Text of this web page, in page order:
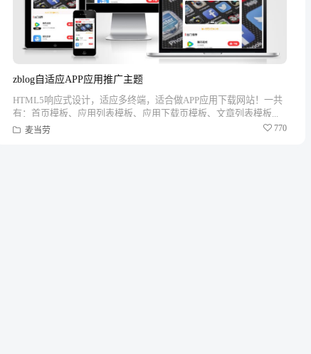
zblog自适应APP应用推广主题
HTML5响应式设计，适应多终端，适合做APP应用下载网站！一共
有：首页模板、应用列表模板、应用下载页模板、文章列表模板...
麦当劳 770